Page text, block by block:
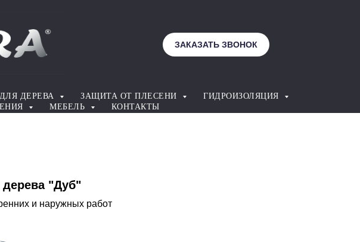
ЗАКАЗАТЬ ЗВОНОК
ДЕРЕВА ЗАЩИТА ОТ ПЛЕСЕНИ
ГИДРОИЗОЛЯЦИЯ
МЕБЕЛЬ КОНТАКТЫ
дерева "Дуб"
и наружных работ